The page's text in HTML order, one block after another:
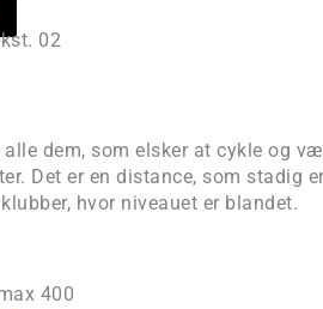
alle dem, som elsker at cykle og
Det er en distance, som stadig
hvor niveauet er blandet.
400